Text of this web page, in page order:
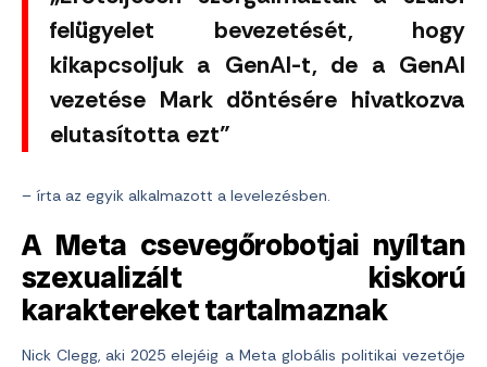
felügyelet bevezetését, hogy
kikapcsoljuk a GenAI-t, de a GenAI
vezetése Mark döntésére hivatkozva
elutasította ezt”
– írta az egyik alkalmazott a levelezésben.
A Meta csevegőrobotjai nyíltan
szexualizált kiskorú
karaktereket tartalmaznak
Nick Clegg, aki 2025 elejéig a Meta globális politikai vezetője